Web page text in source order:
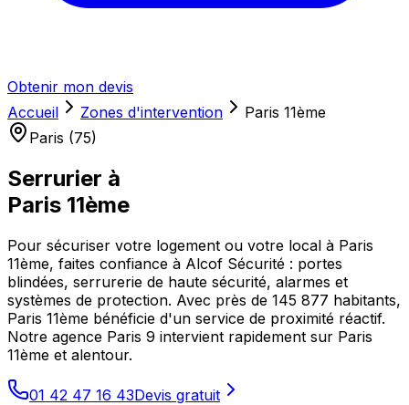
Obtenir mon devis
Accueil
Zones d'intervention
Paris 11ème
Paris (75)
Serrurier à
Paris 11ème
Pour sécuriser votre logement ou votre local à Paris
11ème, faites confiance à Alcof Sécurité : portes
blindées, serrurerie de haute sécurité, alarmes et
systèmes de protection. Avec près de 145 877 habitants,
Paris 11ème bénéficie d'un service de proximité réactif.
Notre agence Paris 9 intervient rapidement sur Paris
11ème et alentour.
01 42 47 16 43Devis gratuit